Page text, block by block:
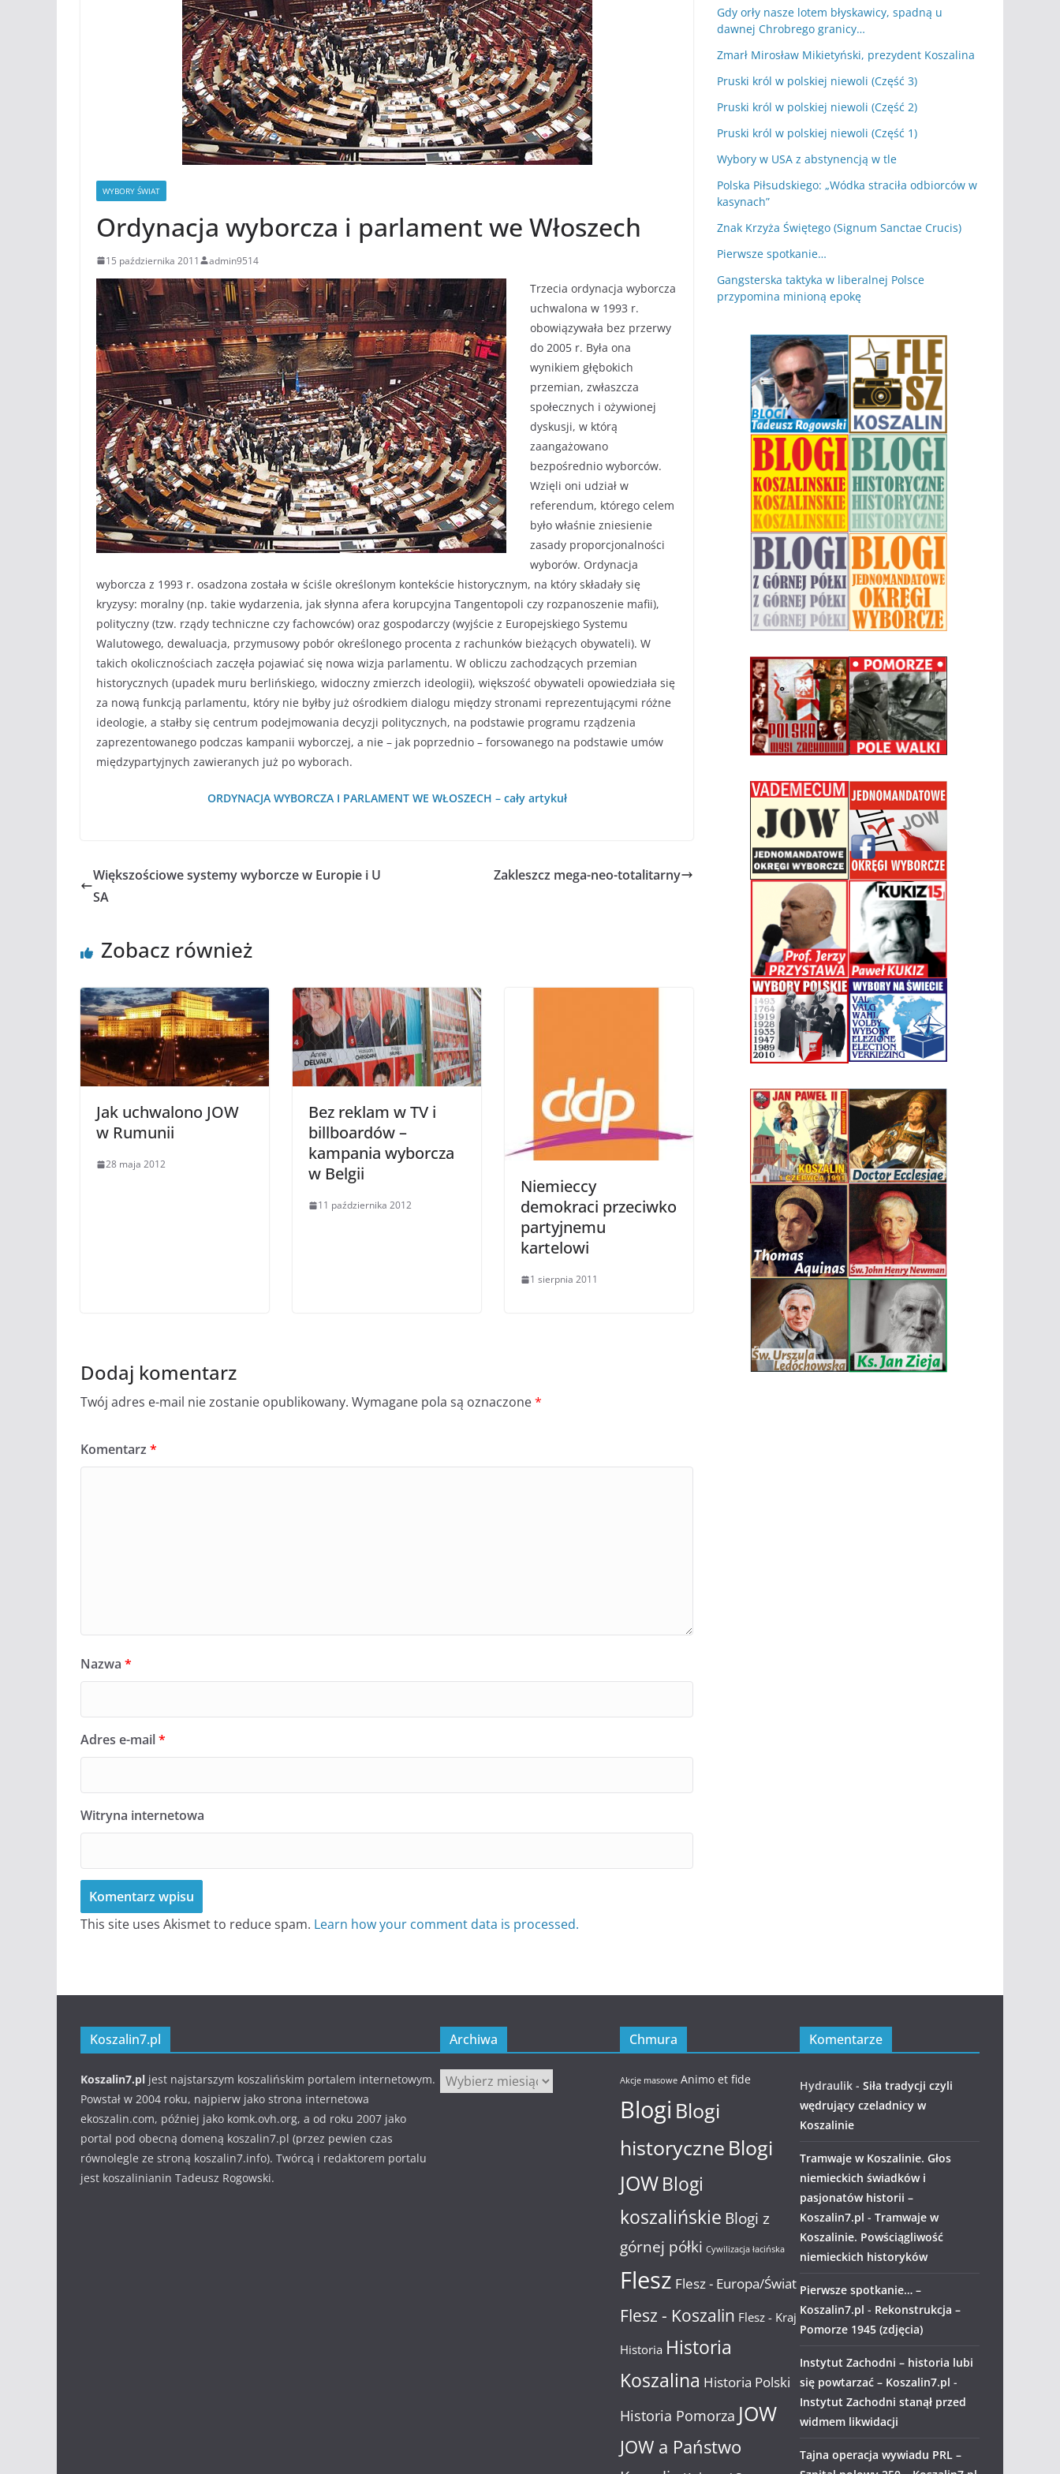
WYBORY ŚWIAT
Ordynacja wyborcza i parlament we Włoszech
15 października 2011 admin9514
Trzecia ordynacja wyborcza
uchwalona w 1993 r.
obowiązywała bez przerwy
do 2005 r. Była ona
wynikiem głębokich
przemian, zwłaszcza
społecznych i ożywionej
dyskusji, w którą
zaangażowano
bezpośrednio wyborców.
Wzięli oni udział w
referendum, którego celem
było właśnie zniesienie
zasady proporcjonalności
wyborów. Ordynacja
wyborcza z 1993 r. osadzona została w ściśle określonym kontekście historycznym, na który składały się
kryzysy: moralny (np. takie wydarzenia, jak słynna afera korupcyjna Tangentopoli czy rozpanoszenie mafii),
polityczny (tzw. rządy techniczne czy fachowców) oraz gospodarczy (wyjście z Europejskiego Systemu
Walutowego, dewaluacja, przymusowy pobór określonego procenta z rachunków bieżących obywateli). W
takich okolicznościach zaczęła pojawiać się nowa wizja parlamentu. W obliczu zachodzących przemian
historycznych (upadek muru berlińskiego, widoczny zmierzch ideologii), większość obywateli opowiedziała się
za nową funkcją parlamentu, który nie byłby już ośrodkiem dialogu między stronami reprezentującymi różne
ideologie, a stałby się centrum podejmowania decyzji politycznych, na podstawie programu rządzenia
zaprezentowanego podczas kampanii wyborczej, a nie – jak poprzednio – forsowanego na podstawie umów
międzypartyjnych zawieranych już po wyborach.
ORDYNACJA WYBORCZA I PARLAMENT WE WŁOSZECH – cały artykuł
Większościowe systemy wyborcze w Europie i U
SA
Zakleszcz mega-neo-totalitarny
Zobacz również
Jak uchwalono JOW
w Rumunii
28 maja 2012
Bez reklam w TV i
billboardów –
kampania wyborcza
w Belgii
11 października 2012
Niemieccy
demokraci przeciwko
partyjnemu
kartelowi
1 sierpnia 2011
Dodaj komentarz
Twój adres e-mail nie zostanie opublikowany. Wymagane pola są oznaczone*
Komentarz *
Nazwa *
Adres e-mail*
Witryna internetowa
This site uses Akismet to reduce spam. Learn how your comment data is processed.
Gdy orły nasze lotem błyskawicy, spadną u
dawnej Chrobrego granicy…
Zmarł Mirosław Mikietyński, prezydent Koszalina
Pruski król w polskiej niewoli (Część 3)
Pruski król w polskiej niewoli (Część 2)
Pruski król w polskiej niewoli (Część 1)
Wybory w USA z abstynencją w tle
Polska Piłsudskiego: „Wódka straciła odbiorców w
kasynach”
Znak Krzyża Świętego (Signum Sanctae Crucis)
Pierwsze spotkanie…
Gangsterska taktyka w liberalnej Polsce
przypomina minioną epokę
Koszalin7.pl
Koszalin7.pl jest najstarszym koszalińskim portalem internetowym.
Powstał w 2004 roku, najpierw jako strona internetowa
ekoszalin.com, później jako komk.ovh.org, a od roku 2007 jako
portal pod obecną domeną koszalin7.pl (przez pewien czas
równolegle ze stroną koszalin7.info). Twórcą i redaktorem portalu
jest koszalinianin Tadeusz Rogowski.
Archiwa
Archiwa
Chmura
Akcje masowe Animo et fide
Blogi Blogi
historyczne Blogi
JOWBlogi
koszalińskie Blogi z
górnej półki Cywilizacja łacińska
Flesz Flesz - Europa/Świat
Flesz - Koszalin Flesz - Kraj
Historia Historia
Koszalina Historia Polski
Historia Pomorza JOW
JOW a Państwo
Komentarze
Hydraulik - Siła tradycji czyli
wędrujący czeladnicy w
Koszalinie
Tramwaje w Koszalinie. Głos
niemieckich świadków i
pasjonatów historii –
Koszalin7.pl - Tramwaje w
Koszalinie. Powściągliwość
niemieckich historyków
Pierwsze spotkanie… –
Koszalin7.pl - Rekonstrukcja –
Pomorze 1945 (zdjęcia)
Instytut Zachodni – historia lubi
się powtarzać – Koszalin7.pl -
Instytut Zachodni stanął przed
widmem likwidacji
Tajna operacja wywiadu PRL –